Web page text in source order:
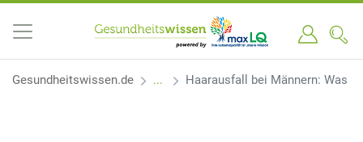
Gesundheitswissen.de Haarausfall bei Männern: Was